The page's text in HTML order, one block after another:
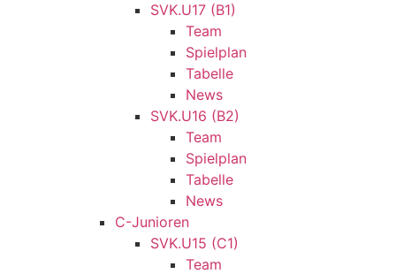
SVK.U17 (B1)
Team
Spielplan
Tabelle
News
SVK.U16 (B2)
Team
Spielplan
Tabelle
News
C-Junioren
SVK.U15 (C1)
Team